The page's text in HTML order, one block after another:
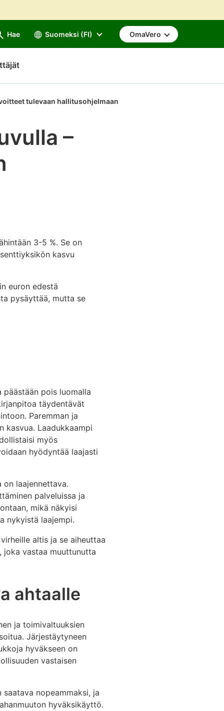
Hae Suomeksi (FI) OmaVero
tulevaan hallitusohjelmaan
–
3-5 %. Se on
kasvu
euron edestä
pysäyttää, mutta se
pois luomalla
täydentävät
Paremman ja
kasvua. Laadukkaampi
myös
hyödyntää laajasti
laajennettava.
palveluissa ja
mikä näkyisi
nykyistä laajempi.
altis ja se aiheuttaa
joka vastaa muuttunutta
ahtaalle
ja toimivaltuuksien
Järjestäytyneen
hyväkseen on
vastaisen
nopeammaksi, ja
hyväksikäyttö.